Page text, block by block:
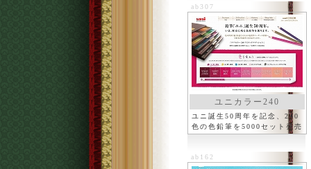
ab307
ユニカラー240
ユニ誕生50周年を記念、240
色の色鉛筆を5000セット発売
ab162